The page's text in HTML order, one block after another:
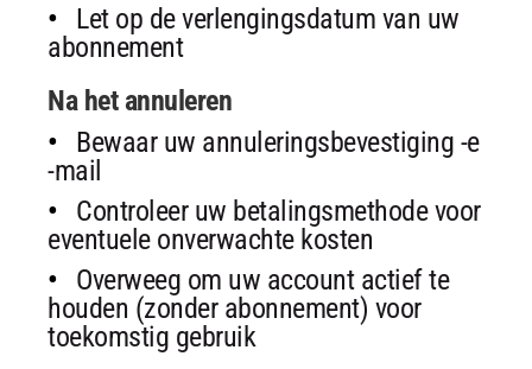
Let op de verlengingsdatum van uw
abonnement
Na het annuleren
Bewaar uw annuleringsbevestiging -e
-mail
Controleer uw betalingsmethode voor
eventuele onverwachte kosten
Overweeg om uw account actief te
houden (zonder abonnement) voor
toekomstig gebruik